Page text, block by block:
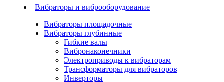
Вибраторы и виброоборудование
Вибраторы площадочные
Вибраторы глубинные
Гибкие валы
Вибронаконечники
Электроприводы к вибраторам
Трансформаторы для вибраторов
Инверторы